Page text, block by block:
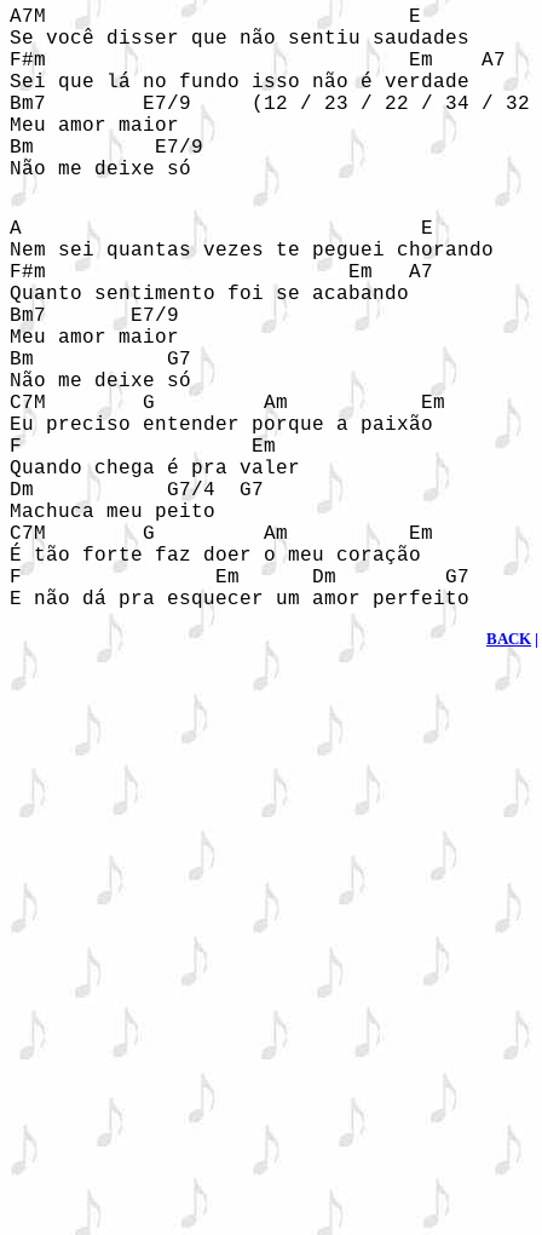
A7M                              E
Se você disser que não sentiu saudades
F#m                              Em    A7
Sei que lá no fundo isso não é verdade
Bm7        E7/9     (12 / 23 / 22 / 34 / 32
Meu amor maior
Bm          E7/9
Não me deixe só
A
Nem sei quantas vezes te peguei chorando
F#m                         Em   A7
Quanto sentimento foi se acabando
Bm7       E7/9
Meu amor maior
Bm           G7
Não me deixe só
C7M        G         Am           Em
Eu preciso entender porque a paixão
F                   Em
Quando chega é pra valer
Dm           G7/4  G7
Machuca meu peito
C7M        G         Am          Em
É tão forte faz doer o meu coração
F                Em      Dm         G7
BACK |